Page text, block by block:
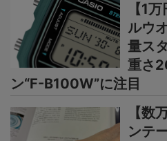
【1
ルウ
量ス
重さ
ン“F-B100W”に注目
【数
ンテ